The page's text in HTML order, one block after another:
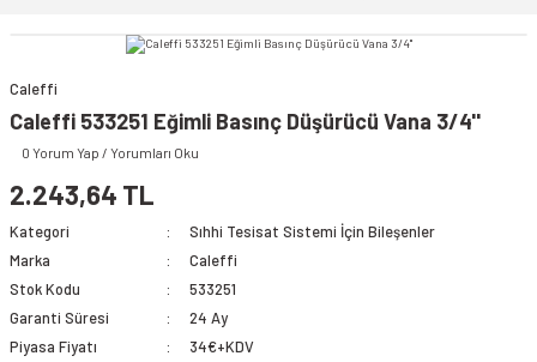
Caleffi
Caleffi 533251 Eğimli Basınç Düşürücü Vana 3/4''
0 Yorum Yap / Yorumları Oku
2.243,64 TL
Kategori
Sıhhi Tesisat Sistemi İçin Bileşenler
Marka
Caleffi
Stok Kodu
533251
Garanti Süresi
24 Ay
Piyasa Fiyatı
34€+KDV